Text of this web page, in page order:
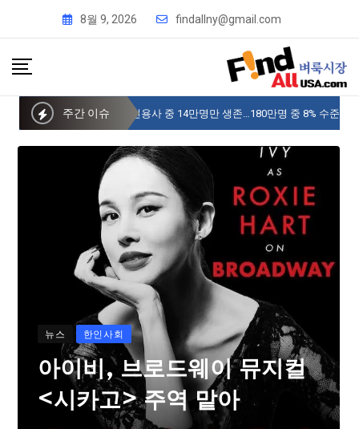
8월 9, 2026 findallny@gmail.com
주간 이슈 사이버 한국외국어대 미주글로벌센터 뉴욕
뉴스 한인사회
아이비, 브로드웨이 뮤지컬
<시카고> 주역 맡아